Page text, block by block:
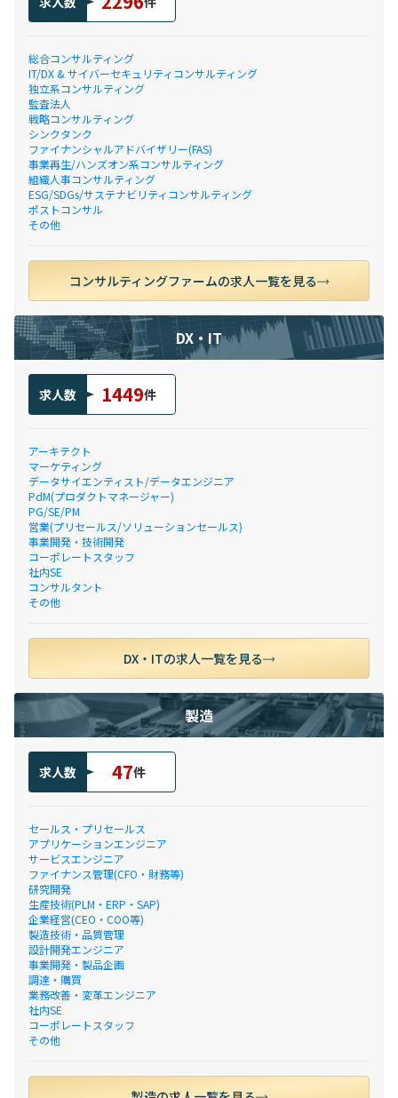
総合コンサルティング
IT/DX & サイバーセキュリティコンサルティング
独立系コンサルティング
監査法人
戦略コンサルティング
シンクタンク
ファイナンシャルアドバイザリー(FAS)
事業再生/ハンズオン系コンサルティング
組織人事コンサルティング
ESG/SDGs/サステナビリティコンサルティング
ポストコンサル
その他
コンサルティングファームの求人一覧を見る
DX・IT
求人数 1449件
アーキテクト
マーケティング
データサイエンティスト/データエンジニア
PdM(プロダクトマネージャー)
PG/SE/PM
営業(プリセールス/ソリューションセールス)
事業開発・技術開発
コーポレートスタッフ
社内SE
コンサルタント
その他
DX・ITの求人一覧を見る
製造
求人数 47件
セールス・プリセールス
アプリケーションエンジニア
サービスエンジニア
ファイナンス管理(CFO・財務等)
研究開発
生産技術(PLM・ERP・SAP)
企業経営(CEO・COO等)
製造技術・品質管理
設計開発エンジニア
事業開発・製品企画
調達・購買
業務改善・変革エンジニア
社内SE
コーポレートスタッフ
その他